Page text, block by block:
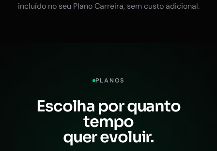
incluído no seu Plano Carreira, sem custo adicional.
PLANOS
Escolha por quanto
tempo
quer evoluir.